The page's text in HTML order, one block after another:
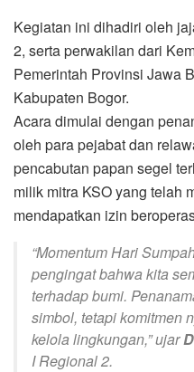
Kegiatan ini dihadiri oleh
2, serta perwakilan dari
Pemerintah Provinsi Jawa
Kabupaten Bogor.
Acara dimulai dengan
oleh para pejabat dan
pencabutan papan segel
milik mitra KSO yang telah
mendapatkan izin
“Momentum Hari
pengingat bahwa kita
terhadap bumi.
simbol, tetapi komitmen
kelola lingkungan,” ujar
I Regional 2.